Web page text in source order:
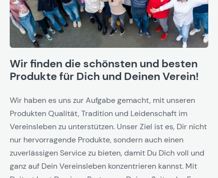
Wir finden die schönsten und besten
Produkte für Dich und Deinen Verein!
Wir haben es uns zur Aufgabe gemacht, mit unseren
Produkten Qualität, Tradition und Leidenschaft im
Vereinsleben zu unterstützen. Unser Ziel ist es, Dir nicht
nur hervorragende Produkte, sondern auch einen
zuverlässigen Service zu bieten, damit Du Dich voll und
ganz auf Dein Vereinsleben konzentrieren kannst. Mit